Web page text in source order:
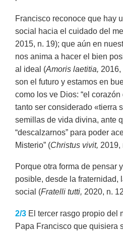
Francisco reconoce que hay
social hacia el cuidado del
2015, n. 19); que aún en
nos anima a hacer el bien
al ideal (Amoris laetitia, 2016,
son el futuro y estamos en
como los ve Dios: “el
tanto ser considerado «tierra
semillas de vida divina, ante
“descalzarnos” para poder
Misterio” (Christus vivit, 2019,
Porque otra forma de pensar
posible, desde la fraternidad,
social (Fratelli tutti, 2020, n.
2/3 El tercer rasgo propio del
Papa Francisco que quisiera